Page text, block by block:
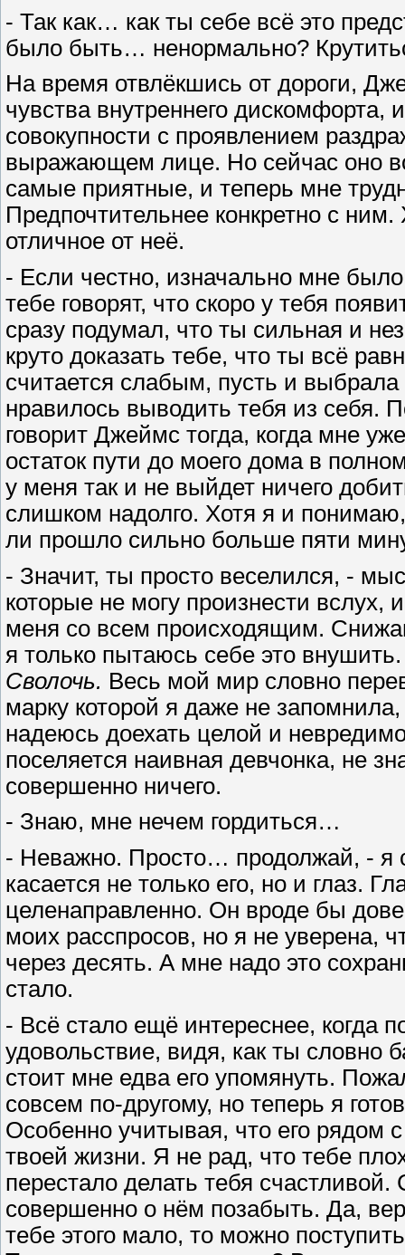
- Так как… как ты себе всё это
было быть… ненормально?
На время отвлёкшись от дороги,
чувства внутреннего
совокупности с проявлением
выражающем лице. Но сейчас оно
самые приятные, и теперь мне
Предпочтительнее конкретно с
отличное от неё.
- Если честно, изначально мне
тебе говорят, что скоро у тебя
сразу подумал, что ты сильная и
круто доказать тебе, что ты всё
считается слабым, пусть и
нравилось выводить тебя из себя.
говорит Джеймс тогда, когда мне
остаток пути до моего дома в
у меня так и не выйдет ничего
слишком надолго. Хотя я и
ли прошло сильно больше пяти
- Значит, ты просто веселился, -
которые не могу произнести вслух,
меня со всем происходящим.
я только пытаюсь себе это
Сволочь. Весь мой мир словно
марку которой я даже не
надеюсь доехать целой и
поселяется наивная девчонка, не
совершенно ничего.
- Знаю, мне нечем гордиться…
- Неважно. Просто… продолжай, - я
касается не только его, но и глаз.
целенаправленно. Он вроде бы
моих расспросов, но я не уверена,
через десять. А мне надо это
стало.
- Всё стало ещё интереснее, когда
удовольствие, видя, как ты словно
стоит мне едва его упомянуть.
совсем по-другому, но теперь я
Особенно учитывая, что его рядом
твоей жизни. Я не рад, что тебе
перестало делать тебя
совершенно о нём позабыть. Да,
тебе этого мало, то можно